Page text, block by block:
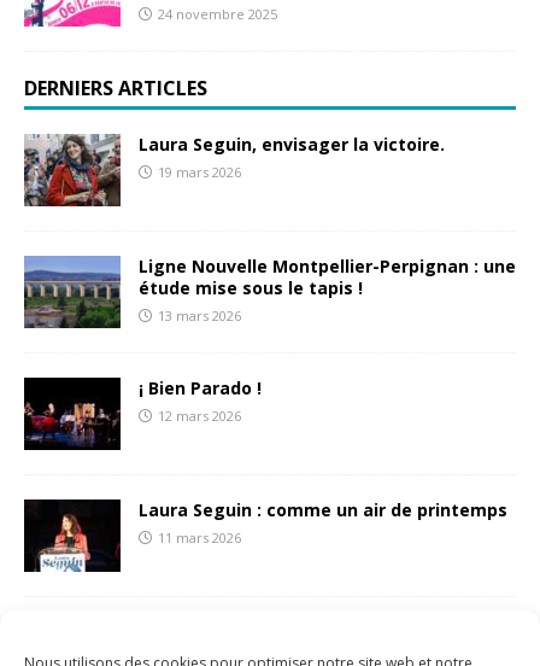
24 novembre 2025
DERNIERS ARTICLES
Laura Seguin, envisager la victoire.
19 mars 2026
Ligne Nouvelle Montpellier-Perpignan : une
étude mise sous le tapis !
13 mars 2026
¡ Bien Parado !
12 mars 2026
Laura Seguin : comme un air de printemps
11 mars 2026
sétois.es